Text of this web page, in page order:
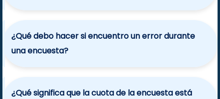
¿Qué debo hacer si encuentro un error durante
una encuesta?
¿Qué significa que la cuota de la encuesta está